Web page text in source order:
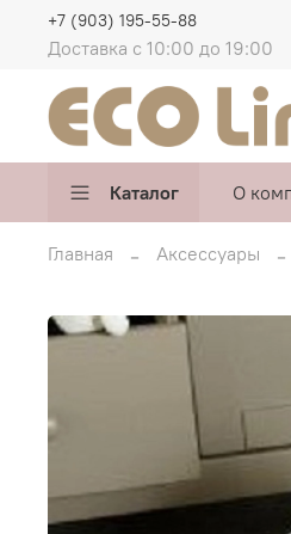
Доставка с 10:00 до 19:00
+7 (903) 195-55-88
Каталог О
Главная Аксессуары